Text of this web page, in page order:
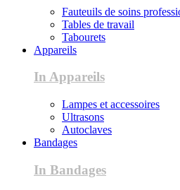
Fauteuils de soins
Tables de travail
Tabourets
Appareils
In Appareils
Lampes et accessoires
Ultrasons
Autoclaves
Bandages
In Bandages